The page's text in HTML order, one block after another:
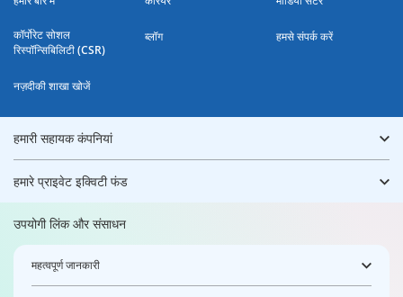
कॉर्पोरेट सोशल
रिस्पॉन्सिबिलिटी (CSR)
ब्लॉग हमसे संपर्क करें
नज़दीकी शाखा खोजें
हमारी सहायक कंपनियां
हमारे प्राइवेट इक्विटी फंड
उपयोगी लिंक और संसाधन
महत्वपूर्ण जानकारी